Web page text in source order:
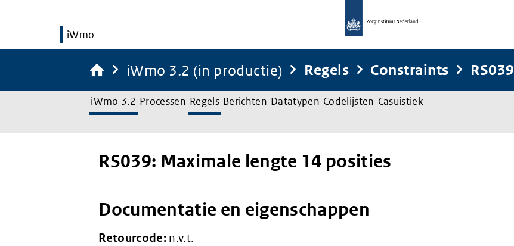
iWmo
iWmo 3.2 (in productie) Regels Constraints RS039
iWmo 3.2 Processen Regels Berichten Datatypen Codelijsten Casuistiek
RS039: Maximale lengte 14 posities
Documentatie en eigenschappen
Retourcode: n.v.t.